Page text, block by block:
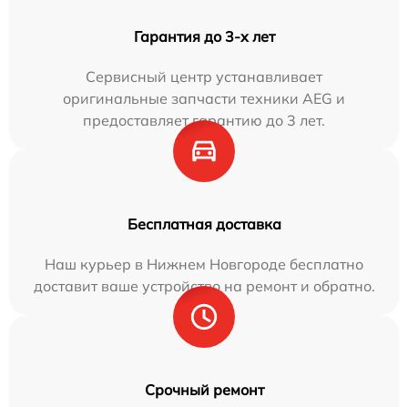
Гарантия до 3-х лет
Сервисный центр устанавливает
оригинальные запчасти техники AEG и
предоставляет гарантию до 3 лет.
Бесплатная доставка
Наш курьер в Нижнем Новгороде бесплатно
доставит ваше устройство на ремонт и обратно.
Срочный ремонт